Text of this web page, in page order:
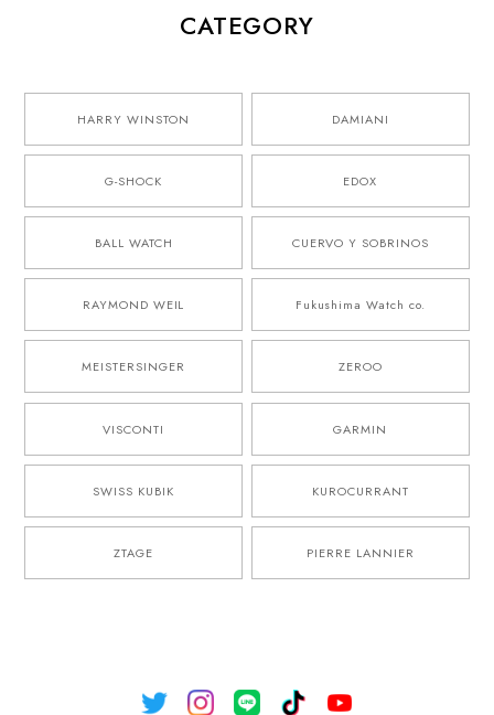
CATEGORY
HARRY WINSTON DAMIANI
G-SHOCK EDOX
BALL WATCH CUERVO Y SOBRINOS
RAYMOND WEIL Fukushima Watch co.
MEISTERSINGER ZEROO
VISCONTI GARMIN
SWISS KUBIK KUROCURRANT
ZTAGE PIERRE LANNIER